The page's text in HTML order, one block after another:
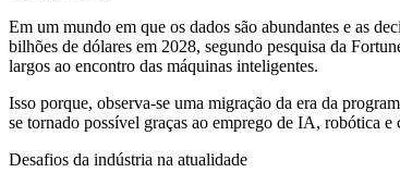
Em um mundo em que os dados são abundantes e as
bilhões de dólares em 2028, segundo pesquisa da
largos ao encontro das máquinas inteligentes.
Isso porque, observa-se uma migração da era da
se tornado possível graças ao emprego de IA, robótica e
Desafios da indústria na atualidade